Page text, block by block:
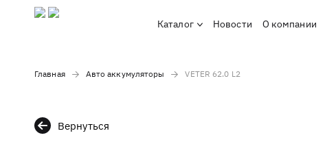
Каталог Новости О компании
Главная Авто аккумуляторы VETER 62.0 L2
Вернуться